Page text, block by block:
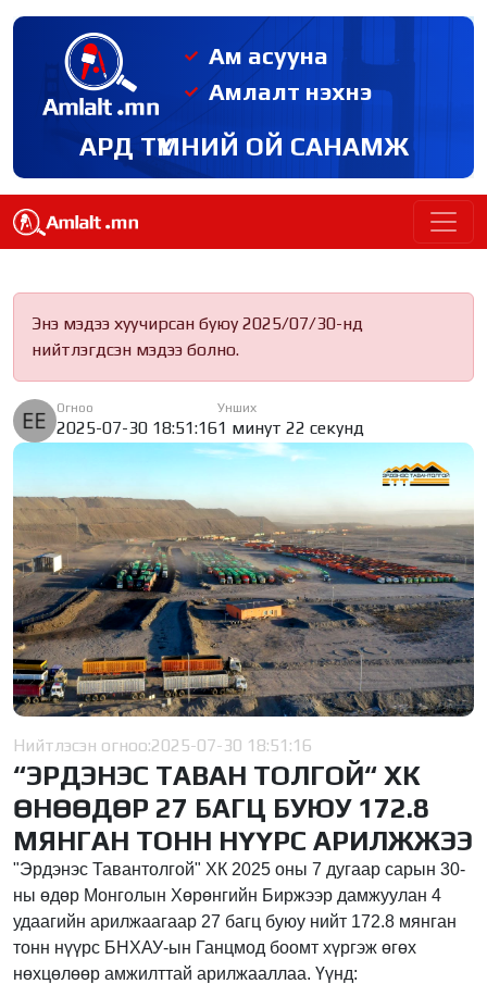
Ам асууна
Амлалт нэхнэ
АРД ТҮМНИЙ ОЙ САНАМЖ
Энэ мэдээ хуучирсан буюу 2025/07/30-нд
нийтлэгдсэн мэдээ болно.
Огноо
2025-07-30 18:51:16
Унших
1 минут 22 секунд
Нийтлэсэн огноо:2025-07-30 18:51:16
“ЭРДЭНЭС ТАВАН ТОЛГОЙ“ ХК
ӨНӨӨДӨР 27 БАГЦ БУЮУ 172.8
МЯНГАН ТОНН НҮҮРС АРИЛЖЖЭЭ
"Эрдэнэс Тавантолгой" ХК 2025 оны 7 дугаар сарын 30-
ны өдөр Монголын Хөрөнгийн Биржээр дамжуулан 4
удаагийн арилжаагаар 27 багц буюу нийт 172.8 мянган
тонн нүүрс БНХАУ-ын Ганцмод боомт хүргэж өгөх
нөхцөлөөр амжилттай арилжааллаа. Үүнд: